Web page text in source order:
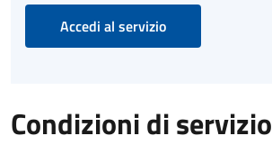
Accedi al servizio
Condizioni di servizio